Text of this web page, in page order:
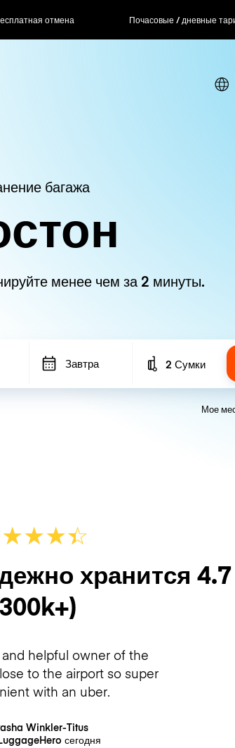
отмена Почасовые / дневные
багажа
менее чем за 2 минуты.
Завтра Number of bags
2 Сумки
Мое
★★★☆
★
хранится 4.7
helpful owner of the
to the airport so super
with an uber.
Winkler-Titus
сегодня